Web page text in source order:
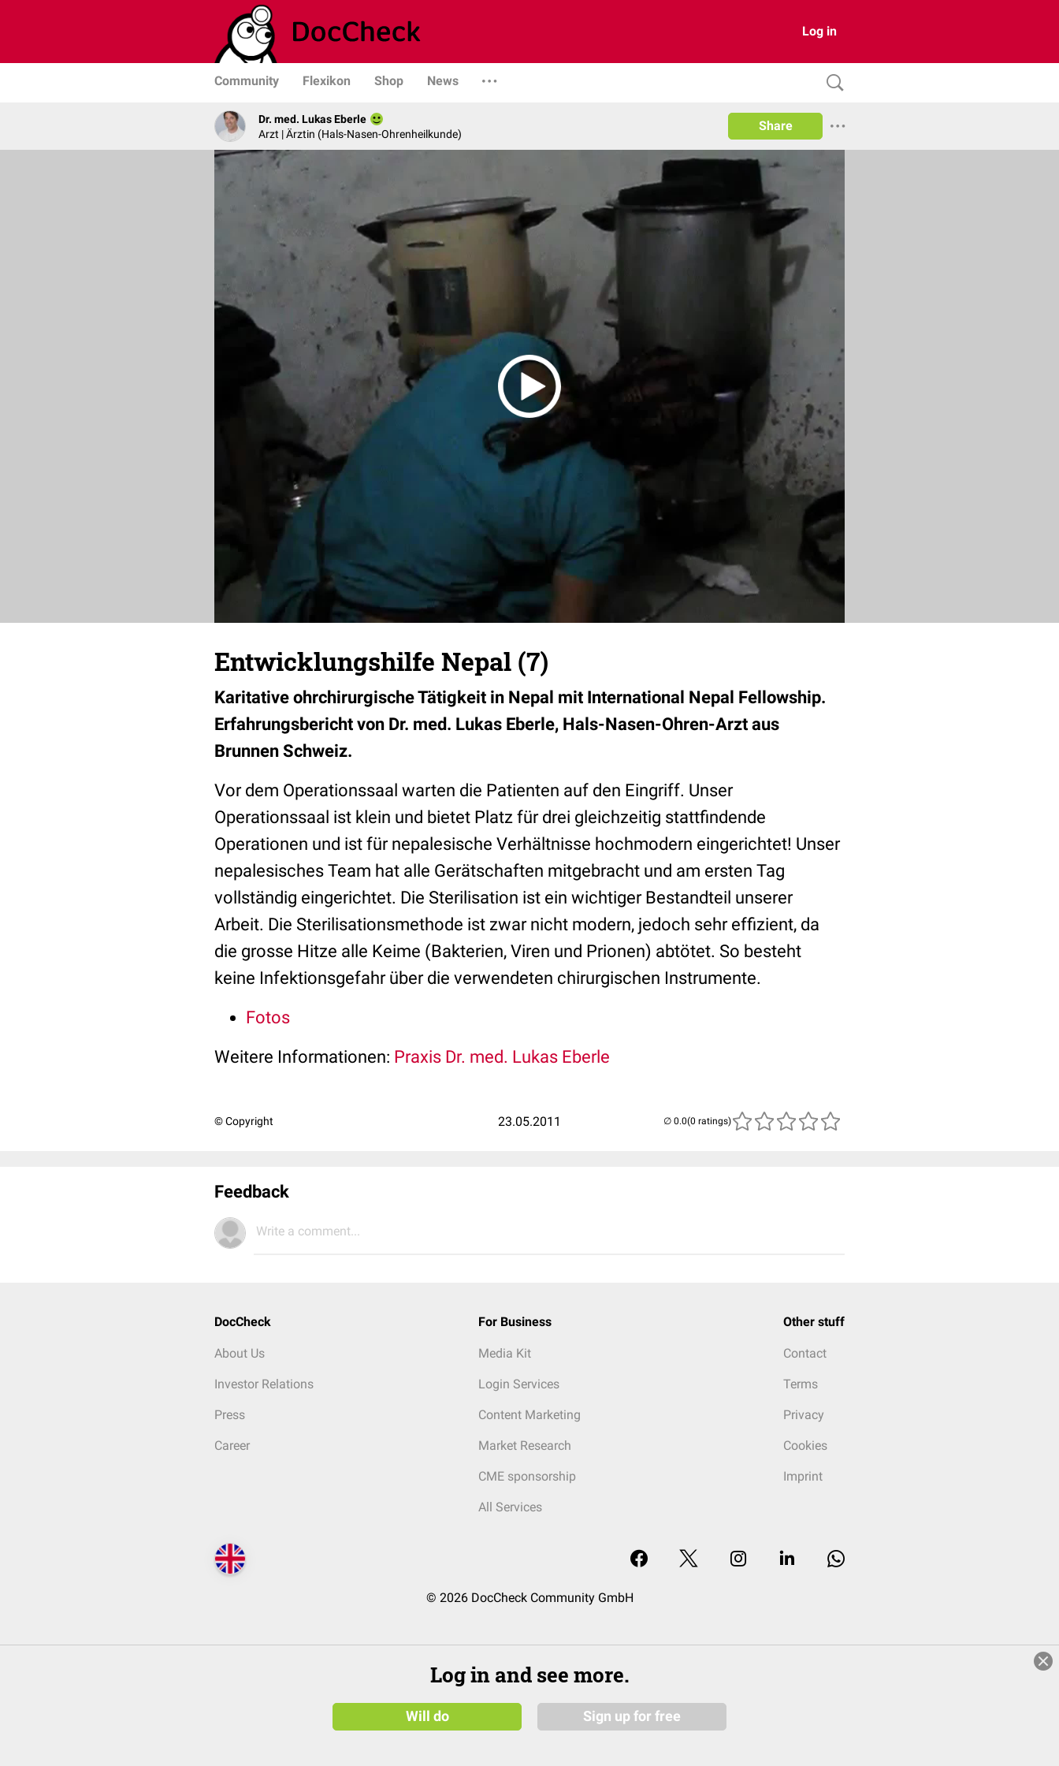
Log in
Community Flexikon Shop News
Dr. med. Lukas Eberle
Arzt | Ärztin (Hals-Nasen-Ohrenheilkunde)
Share
Entwicklungshilfe Nepal (7)
Karitative ohrchirurgische Tätigkeit in Nepal mit International Nepal Fellowship.
Erfahrungsbericht von Dr. med. Lukas Eberle, Hals-Nasen-Ohren-Arzt aus
Brunnen Schweiz.
Vor dem Operationssaal warten die Patienten auf den Eingriff. Unser
Operationssaal ist klein und bietet Platz für drei gleichzeitig stattfindende
Operationen und ist für nepalesische Verhältnisse hochmodern eingerichtet! Unser
nepalesisches Team hat alle Gerätschaften mitgebracht und am ersten Tag
vollständig eingerichtet. Die Sterilisation ist ein wichtiger Bestandteil unserer
Arbeit. Die Sterilisationsmethode ist zwar nicht modern, jedoch sehr effizient, da
die grosse Hitze alle Keime (Bakterien, Viren und Prionen) abtötet. So besteht
keine Infektionsgefahr über die verwendeten chirurgischen Instrumente.
Fotos
Weitere Informationen: Praxis Dr. med. Lukas Eberle
© Copyright 23.05.2011 (0 ratings)
Feedback
Write a comment...
DocCheck
About Us
Investor Relations
Press
Career
For Business
Media Kit
Login Services
Content Marketing
Market Research
CME sponsorship
All Services
Other stuff
Contact
Terms
Privacy
Cookies
Imprint
© 2026 DocCheck Community GmbH
Log in and see more.
Will do Sign up for free